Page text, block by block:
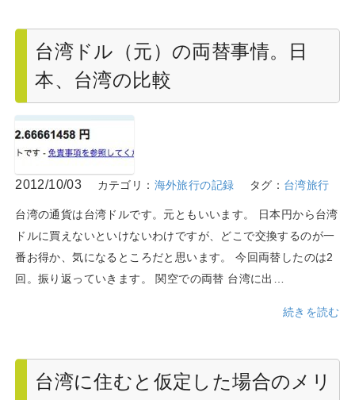
台湾ドル（元）の両替事情。日
本、台湾の比較
2012/10/03 カテゴリ： 海外旅行の記録 タグ： 台湾旅行
台湾の通貨は台湾ドルです。元ともいいます。 日本円から台湾
ドルに買えないといけないわけですが、どこで交換するのが一
番お得か、気になるところだと思います。 今回両替したのは2
回。振り返っていきます。 関空での両替 台湾に出…
続きを読む
台湾に住むと仮定した場合のメリ